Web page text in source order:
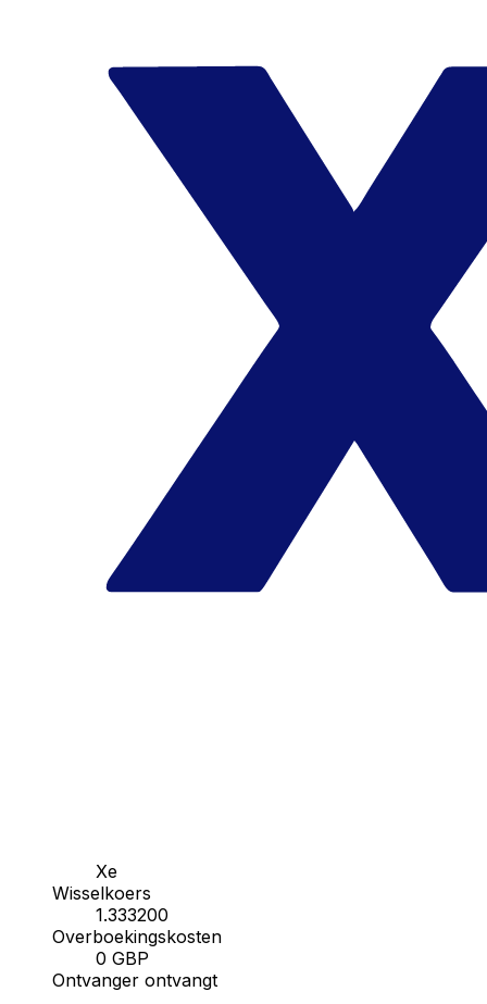
Xe
Wisselkoers
1.333200
Overboekingskosten
0 GBP
Ontvanger ontvangt